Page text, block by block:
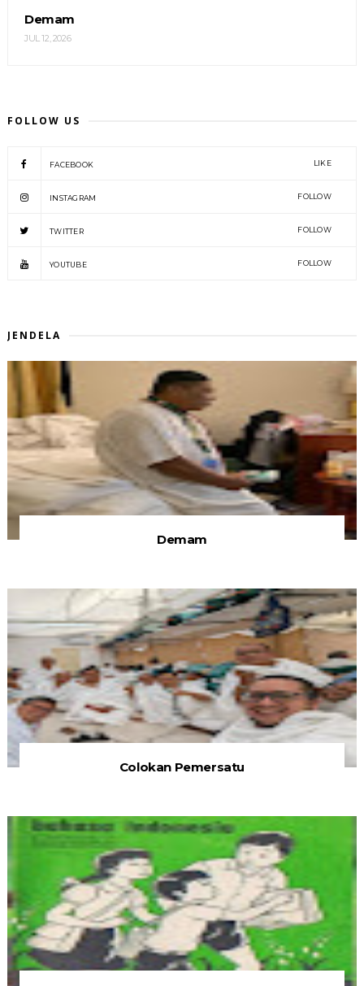
Demam
JUL 12, 2026
FOLLOW US
FACEBOOK LIKE
INSTAGRAM FOLLOW
TWITTER FOLLOW
YOUTUBE FOLLOW
JENDELA
Demam
Colokan Pemersatu